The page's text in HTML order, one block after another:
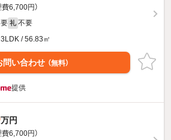
費6,700円）
礼 不要
/ 56.83㎡
問い合わせ （無料）
提供
万円
費6,700円）